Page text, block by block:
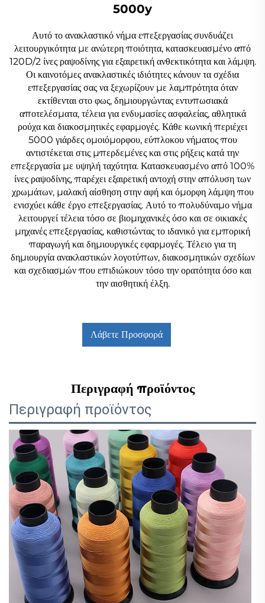
5000y
Αυτό το ανακλαστικό νήμα επεξεργασίας συνδυάζει
λειτουργικότητα με ανώτερη ποιότητα, κατασκευασμένο από
120D/2 ίνες ραψοδίνης για εξαιρετική ανθεκτικότητα και λάμψη.
Οι καινοτόμες ανακλαστικές ιδιότητες κάνουν τα σχέδια
επεξεργασίας σας να ξεχωρίζουν με λαμπρότητα όταν
εκτίθενται στο φως, δημιουργώντας εντυπωσιακά
αποτελέσματα, τέλεια για ενδυμασίες ασφαλείας, αθλητικά
ρούχα και διακοσμητικές εφαρμογές. Κάθε κωνική περιέχει
5000 γιάρδες ομοιόμορφου, εύπλοκου νήματος που
αντιστέκεται στις μπερδεμένες και στις ρήξεις κατά την
επεξεργασία με υψηλή ταχύτητα. Κατασκευασμένο από 100%
ίνες ραψοδίνης, παρέχει εξαιρετική αντοχή στην απόλυση των
χρωμάτων, μαλακή αίσθηση στην αφή και όμορφη λάμψη που
ενισχύει κάθε έργο επεξεργασίας. Αυτό το πολυδύναμο νήμα
λειτουργεί τέλεια τόσο σε βιομηχανικές όσο και σε οικιακές
μηχανές επεξεργασίας, καθιστώντας το ιδανικό για εμπορική
παραγωγή και δημιουργικές εφαρμογές. Τέλειο για τη
δημιουργία ανακλαστικών λογοτύπων, διακοσμητικών σχεδίων
και σχεδιασμών που επιδιώκουν τόσο την ορατότητα όσο και
την αισθητική έλξη.
Λάβετε Προσφορά
Περιγραφή προϊόντος
Περιγραφή προϊόντος